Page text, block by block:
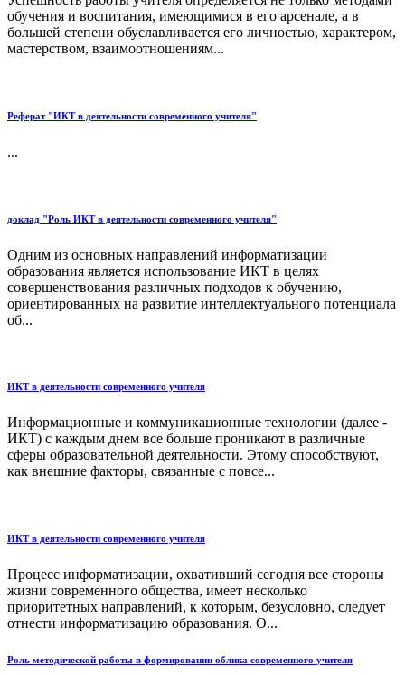
обучения и воспитания, имеющимися в его арсенале, а в
большей степени обуславливается его личностью, характером,
мастерством, взаимоотношениям...
Реферат "ИКТ в деятельности современного учителя"
...
доклад "Роль ИКТ в деятельности современного учителя"
Одним из основных направлений информатизации
образования является использование ИКТ в целях
совершенствования различных подходов к обучению,
ориентированных на развитие интеллектуального потенциала
об...
ИКТ в деятельности современного учителя
Информационные и коммуникационные технологии (далее -
ИКТ) с каждым днем все больше проникают в различные
сферы образовательной деятельности. Этому способствуют,
как внешние факторы, связанные с повсе...
ИКТ в деятельности современного учителя
Процесс информатизации, охвативший сегодня все стороны
жизни современного общества, имеет несколько
приоритетных направлений, к которым, безусловно, следует
отнести информатизацию образования. О...
Роль методической работы в формировании облика современного учителя